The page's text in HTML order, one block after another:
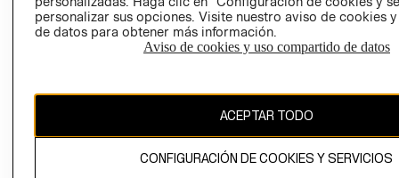
El contenido de esta página web está protegido por copyright y es
personalizar sus opciones. Visite nuestro aviso de cookies
de datos para obtener más información.
Aviso de cookies y uso compartido de datos
ACEPTAR TODO
CONFIGURACIÓN DE COOKIES Y SERVICIOS